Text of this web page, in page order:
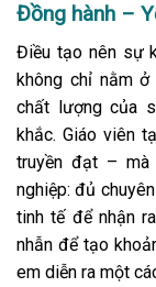
Đồng hành –
Điều tạo nên sự
không chỉ nằm
chất lượng của
khắc. Giáo viên
truyền đạt – mà
nghiệp: đủ
tinh tế để nhận
nhẫn để tạo
em diễn ra một